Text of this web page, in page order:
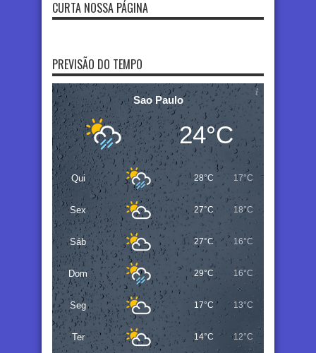
CURTA NOSSA PÁGINA
PREVISÃO DO TEMPO
Sao Paulo
24°C
Qui 28°C 17°C
Sex 27°C 18°C
Sáb 27°C 16°C
Dom 29°C 16°C
Seg 17°C 13°C
Ter 14°C 12°C